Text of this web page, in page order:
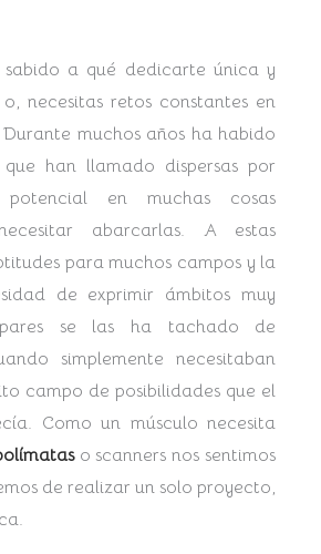
sabido a qué dedicarte única y
necesitas retos constantes en
muchos años ha habido
han llamado dispersas por
en muchas cosas
abarcarlas. A estas
para muchos campos y la
de exprimir ámbitos muy
se las ha tachado de
simplemente necesitaban
campo de posibilidades que el
Como un músculo necesita
o scanners nos sentimos
de realizar un solo proyecto,